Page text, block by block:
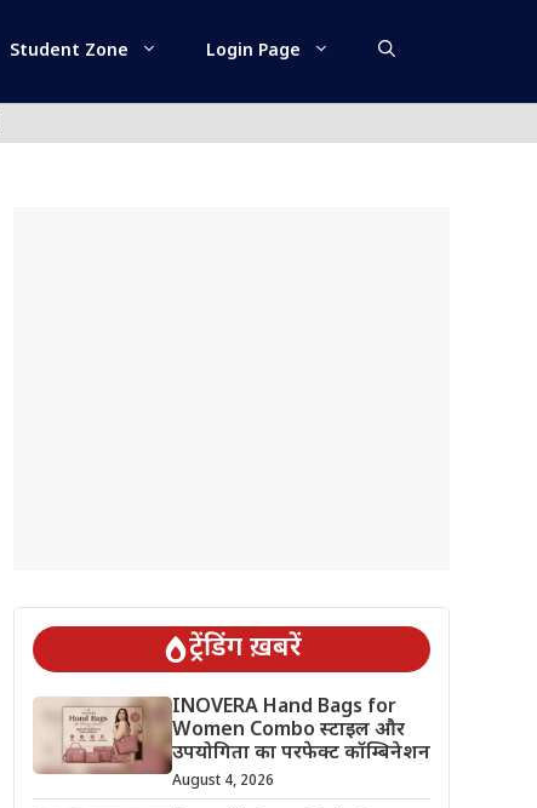
Student Zone Login Page
ट्रेंडिंग ख़बरें
INOVERA Hand Bags for
Women Combo स्टाइल और
उपयोगिता का परफेक्ट कॉम्बिनेशन
August 4, 2026